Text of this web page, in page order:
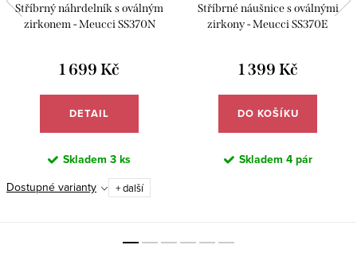
Stříbrný náhrdelník s oválným
zirkonem - Meucci SS370N
1 699 Kč
DETAIL
Skladem 3 ks
Dostupné varianty
+ další
Stříbrné náušnice s oválnými
zirkony - Meucci SS370E
1 399 Kč
DO KOŠÍKU
Skladem 4 pár